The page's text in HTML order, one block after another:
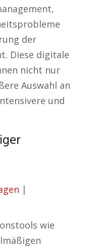
der
Diese digitale
nicht nur
Auswahl an
und
|
wie